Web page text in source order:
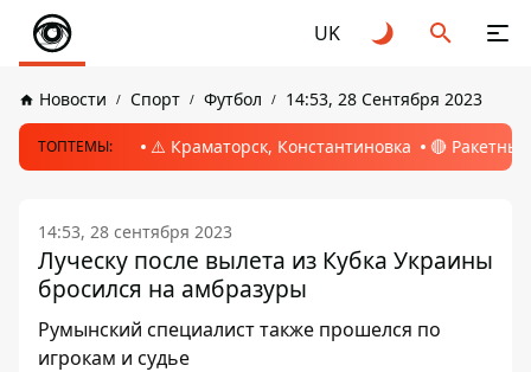
UK
Новости Спорт Футбол 14:53, 28 Сентября 2023
ТОПТЕМЫ: ⚠️ Краматорск, Константиновка 🔴
14:53, 28 сентября 2023
Луческу после вылета из Кубка Украины
бросился на амбразуры
Румынский специалист также прошелся по
игрокам и судье